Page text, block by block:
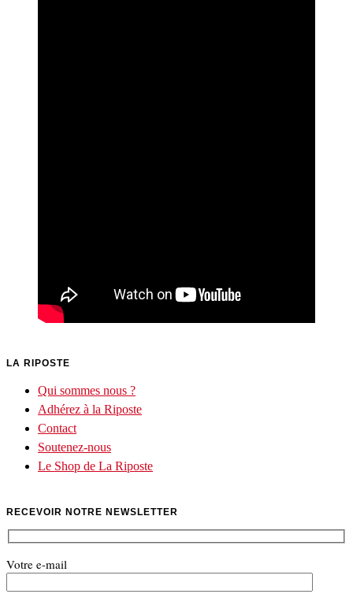
LA RIPOSTE
Qui sommes nous ?
Adhérez à la Riposte
Contact
Soutenez-nous
Le Shop de La Riposte
RECEVOIR NOTRE NEWSLETTER
Votre e-mail